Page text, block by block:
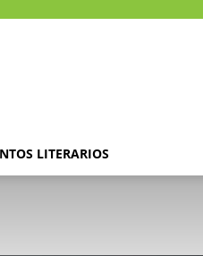
LITERARIOS